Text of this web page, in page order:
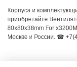
Корпуса и
приобретайте
80x80x38mm For
Москве и России. ☎